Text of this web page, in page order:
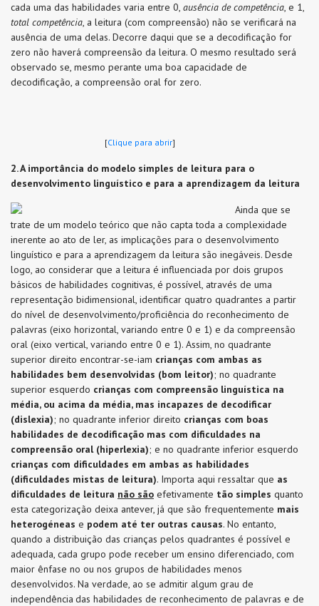
cada uma das habilidades varia entre 0, ausência de competência, e 1,
total competência, a leitura (com compreensão) não se verificará na
ausência de uma delas. Decorre daqui que se a decodificação for
zero não haverá compreensão da leitura. O mesmo resultado será
observado se, mesmo perante uma boa capacidade de
decodificação, a compreensão oral for zero.
[Clique para abrir]
2. A importância do modelo simples de leitura para o
desenvolvimento linguístico e para a aprendizagem da leitura
Ainda que se
trate de um modelo teórico que não capta toda a complexidade
inerente ao ato de ler, as implicações para o desenvolvimento
linguístico e para a aprendizagem da leitura são inegáveis. Desde
logo, ao considerar que a leitura é influenciada por dois grupos
básicos de habilidades cognitivas, é possível, através de uma
representação bidimensional, identificar quatro quadrantes a partir
do nível de desenvolvimento/proficiência do reconhecimento de
palavras (eixo horizontal, variando entre 0 e 1) e da compreensão
oral (eixo vertical, variando entre 0 e 1). Assim, no quadrante
superior direito encontrar-se-iam crianças com ambas as
habilidades bem desenvolvidas (bom leitor); no quadrante
superior esquerdo crianças com compreensão linguística na
média, ou acima da média, mas incapazes de decodificar
(dislexia); no quadrante inferior direito crianças com boas
habilidades de decodificação mas com dificuldades na
compreensão oral (hiperlexia); e no quadrante inferior esquerdo
crianças com dificuldades em ambas as habilidades
(dificuldades mistas de leitura). Importa aqui ressaltar que as
dificuldades de leitura não são efetivamente tão simples quanto
esta categorização deixa antever, já que são frequentemente mais
heterogéneas e podem até ter outras causas. No entanto,
quando a distribuição das crianças pelos quadrantes é possível e
adequada, cada grupo pode receber um ensino diferenciado, com
maior ênfase no ou nos grupos de habilidades menos
desenvolvidos. Na verdade, ao se admitir algum grau de
independência das habilidades de reconhecimento de palavras e de